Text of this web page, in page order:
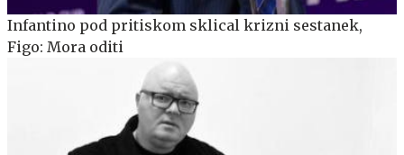
Infantino pod pritiskom sklical krizni sestanek,
Figo: Mora oditi